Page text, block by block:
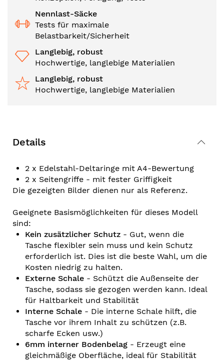
Nennlast-Säcke
Tests für maximale
Belastbarkeit/Sicherheit
Langlebig, robust
Hochwertige, langlebige Materialien
Langlebig, robust
Hochwertige, langlebige Materialien
Details
2 x Edelstahl-Deltaringe mit A4-Bewertung
2 x Seitengriffe - mit fester Griffigkeit
Die gezeigten Bilder dienen nur als Referenz.
Geeignete Basismöglichkeiten für dieses Modell
sind:
Kein zusätzlicher Schutz - Gut, wenn die
Tasche flexibler sein muss und kein Schutz
erforderlich ist. Dies ist die beste Wahl, um die
Kosten niedrig zu halten.
Externe Schale - Schützt die Außenseite der
Tasche, sodass sie gezogen werden kann. Ideal
für Haltbarkeit und Stabilität
Interne Schale - Die interne Schale hilft, die
Tasche vor ihrem Inhalt zu schützen (z.B.
scharfe Ecken usw.)
6mm interner Bodenbelag - Erzeugt eine
gleichmäßige Oberfläche, ideal für Stabilität